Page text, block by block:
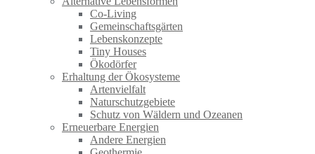
Co-Living
Gemeinschaftsgärten
Lebenskonzepte
Tiny Houses
Ökodörfer
Erhaltung der Ökosysteme
Artenvielfalt
Naturschutzgebiete
Schutz von Wäldern und Ozeanen
Erneuerbare Energien
Andere Energien